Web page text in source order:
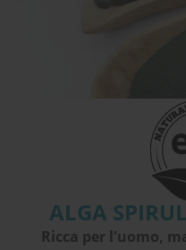
ALGA
Ricca per l'uomo,